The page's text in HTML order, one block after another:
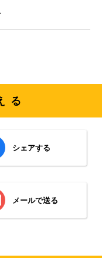
る
シェアする
メールで送る